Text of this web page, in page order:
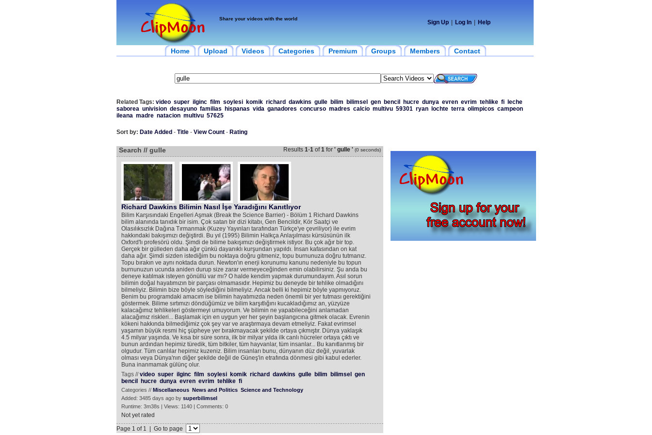
Share your videos with the world
Sign Up Log In Help
Home Upload Videos Categories Premium Groups Members Contact
Related Tags: video super ilginc film soylesi komik richard dawkins gulle bilim bilimsel gen bencil hucre dunya evren evrim tehlike fi
leche
saborea univision desayuno familias hispanas vida ganadores concurso madres calcio multivu 59301 ryan lochte terra olimpicos campeon
ileana madre natacion multivu 57625
Sort by: Date Added - Title- View Count- Rating
Search // gulle Results 1-1of1for ' gulle ' (0 seconds)
Richard Dawkins Bilimin Nasıl İşe Yaradığını Kanıtlıyor
Bilim Karşısındaki Engelleri Aşmak (Break the Science Barrier) - Bölüm 1 Richard Dawkins
bilim alanında tanıdık bir isim. Çok satan bir dizi kitabı, Gen Bencildir, Kör Saatçi ve
Olasılıksızlık Dağına Tırmanmak (Kuzey Yayınları tarafından Türkçe'ye çevriliyor) ile evrim
hakkındaki bakışımızı değiştirdi. Bu yıl (1995) Bilimin Halkça Anlaşılması kürsüsünün ilk
Oxford'lı profesörü oldu. Şimdi de bilime bakışımızı değiştirmek istiyor. Bu çok ağır bir top.
Gerçek bir gülleden daha ağır çünkü dayanıklı kurşundan yapıldı. İnsan kafasından on kat
daha ağır. Şimdi sizden istediğim bu noktaya doğru gitmeniz, topu burnunuza doğru tutmanız.
Topu bırakın ve aynı noktada durun. Newton'ın enerji korunumu kanunu nedeniyle bu topun
burnunuzun ucunda aniden durup size zarar vermeyeceğinden emin olabilirsiniz. Şu anda bu
deneye katılmak isteyen gönüllü var mı? O halde kendim yapmak durumundayım. Asıl sorun
bilimin doğal hayatımızın bir parçası olmamasıdır. Hepimiz bu deneyde bir tehlike olmadığını
bilmeliyiz. Bilimin bize böyle söylediğini bilmeliyiz. Ancak belli ki hepimiz böyle yapmıyoruz.
Benim bu programdaki amacım ise bilimin hayatımızda neden önemli bir yer tutması gerektiğini
göstermek. Bilime sırtımızı döndüğümüz ve bilim karşıtlığını kucakladığımız an, yüzyüze
kalacağımız tehlikeleri göstermeyi umuyorum. Ve bilimin ne yapabileceğini anlamadan
alacağımız riskleri... Başlamak için en uygun yer her şeyin başlangıcına gitmek olacak. Evrenin
kökeni hakkında bilmediğimiz çok şey var ve araştırmaya devam etmeliyiz. Fakat evrimsel
yaşamın büyük resmi hiç şüpheye yer bırakmayacak şekilde ortaya çıkmıştır. Dünya yaklaşık
4.5 milyar yaşında. Ve kısa bir süre sonra, ilk bir milyar yılda ilk canlı hücreler ortaya çıktı ve
bunun ardından hepimiz türedik, tüm bitkiler, tüm hayvanlar, tüm insanlar... Bu kanıtlanmış bir
olgudur. Tüm canlılar hepimiz kuzeniz. Bilim insanları bunu, dünyanın düz değil, yuvarlak
olması veya Dünya'nın diğer şekilde değil de Güneş'in etrafında dönmesi gibi kabul ederler.
Buna inanmamak gülünç olur.
Tags //video super ilginc film soylesi komik richard dawkins gulle bilim bilimsel
gen
bencil
hucre dunya evren evrim tehlike fi
Categories // Miscellaneous News and Politics Science and Technology
Added: 3485 days ago by superbilimsel
Runtime: 3m38s | Views: 1140 | Comments: 0
Not yet rated
Page 1 of 1 | Go to page